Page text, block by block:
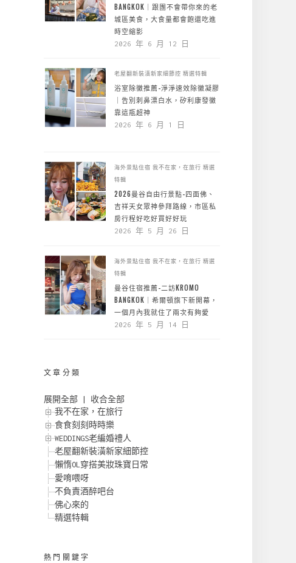
BANGKOK｜跟團不會帶你來的老
城區美食，大食量都會飽還吃進
時空縮影
2026 年 6 月 12 日
老屋翻新裝潢新家細節控 精選特輯
浴室除黴推薦-淨淨速效除黴凝膠
｜告別刺鼻漂白水，矽利康發黴
靠這瓶超神
2026 年 6 月 1 日
海外景點住宿 我不在家，在旅行 精選
特輯
2026曼谷自由行景點-四面佛、
吉祥天女眾神參拜路線，市區私
房行程好吃好買好好玩
2026 年 5 月 26 日
海外景點住宿 我不在家，在旅行 精選
特輯
曼谷住宿推薦-二訪KROMO
BANGKOK｜希爾頓旗下新開幕，
一個月內我就住了兩次有夠愛
2026 年 5 月 14 日
文章分類
展開全部
收合全部
我不在家，在旅行
食食刻刻時時樂
WEDDINGS老編婚禮人
老屋翻新裝潢新家細節控
懶惰OL穿搭美妝珠寶日常
愛唷喂呀
不負責酒醉吧台
佛心來的
精選特輯
熱門關鍵字